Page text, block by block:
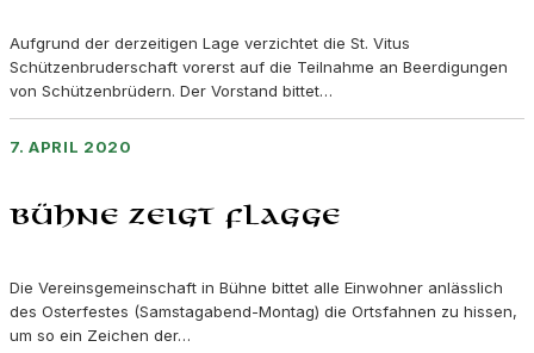
Aufgrund der derzeitigen Lage verzichtet die St. Vitus
Schützenbruderschaft vorerst auf die Teilnahme an Beerdigungen
von Schützenbrüdern. Der Vorstand bittet…
7. APRIL 2020
Bühne zeigt Flagge
Die Vereinsgemeinschaft in Bühne bittet alle Einwohner anlässlich
des Osterfestes (Samstagabend-Montag) die Ortsfahnen zu hissen,
um so ein Zeichen der…